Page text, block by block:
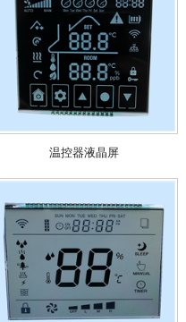
温控器液晶屏